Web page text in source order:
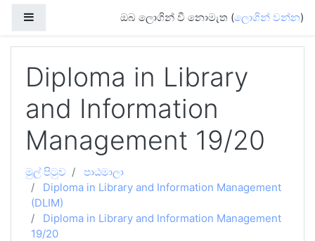
ඔබ ලොගින් වී නොමැත (ලොගින් වන්න)
Diploma in Library
and Information
Management 19/20
මුල් පිටුව
පාඨමාලා
Diploma in Library and Information Management
(DLIM)
Diploma in Library and Information Management
19/20